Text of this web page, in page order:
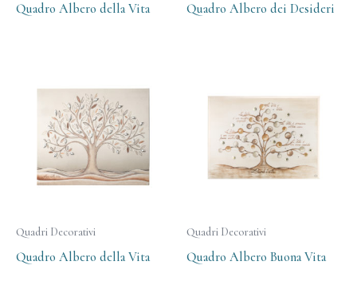
Quadro Albero della Vita Quadro Albero dei Desideri
Quadri Decorativi
Quadro Albero della Vita
Quadri Decorativi
Quadro Albero Buona Vita